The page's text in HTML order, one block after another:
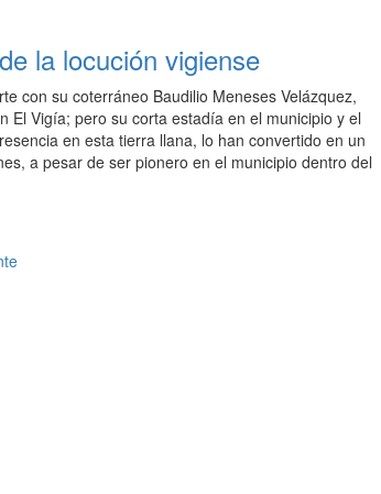
la locución vigiense
con su coterráneo Baudilio Meneses Velázquez,
El Vigía; pero su corta estadía en el municipio y el
en esta tierra llana, lo han convertido en un
a pesar de ser pionero en el municipio dentro del